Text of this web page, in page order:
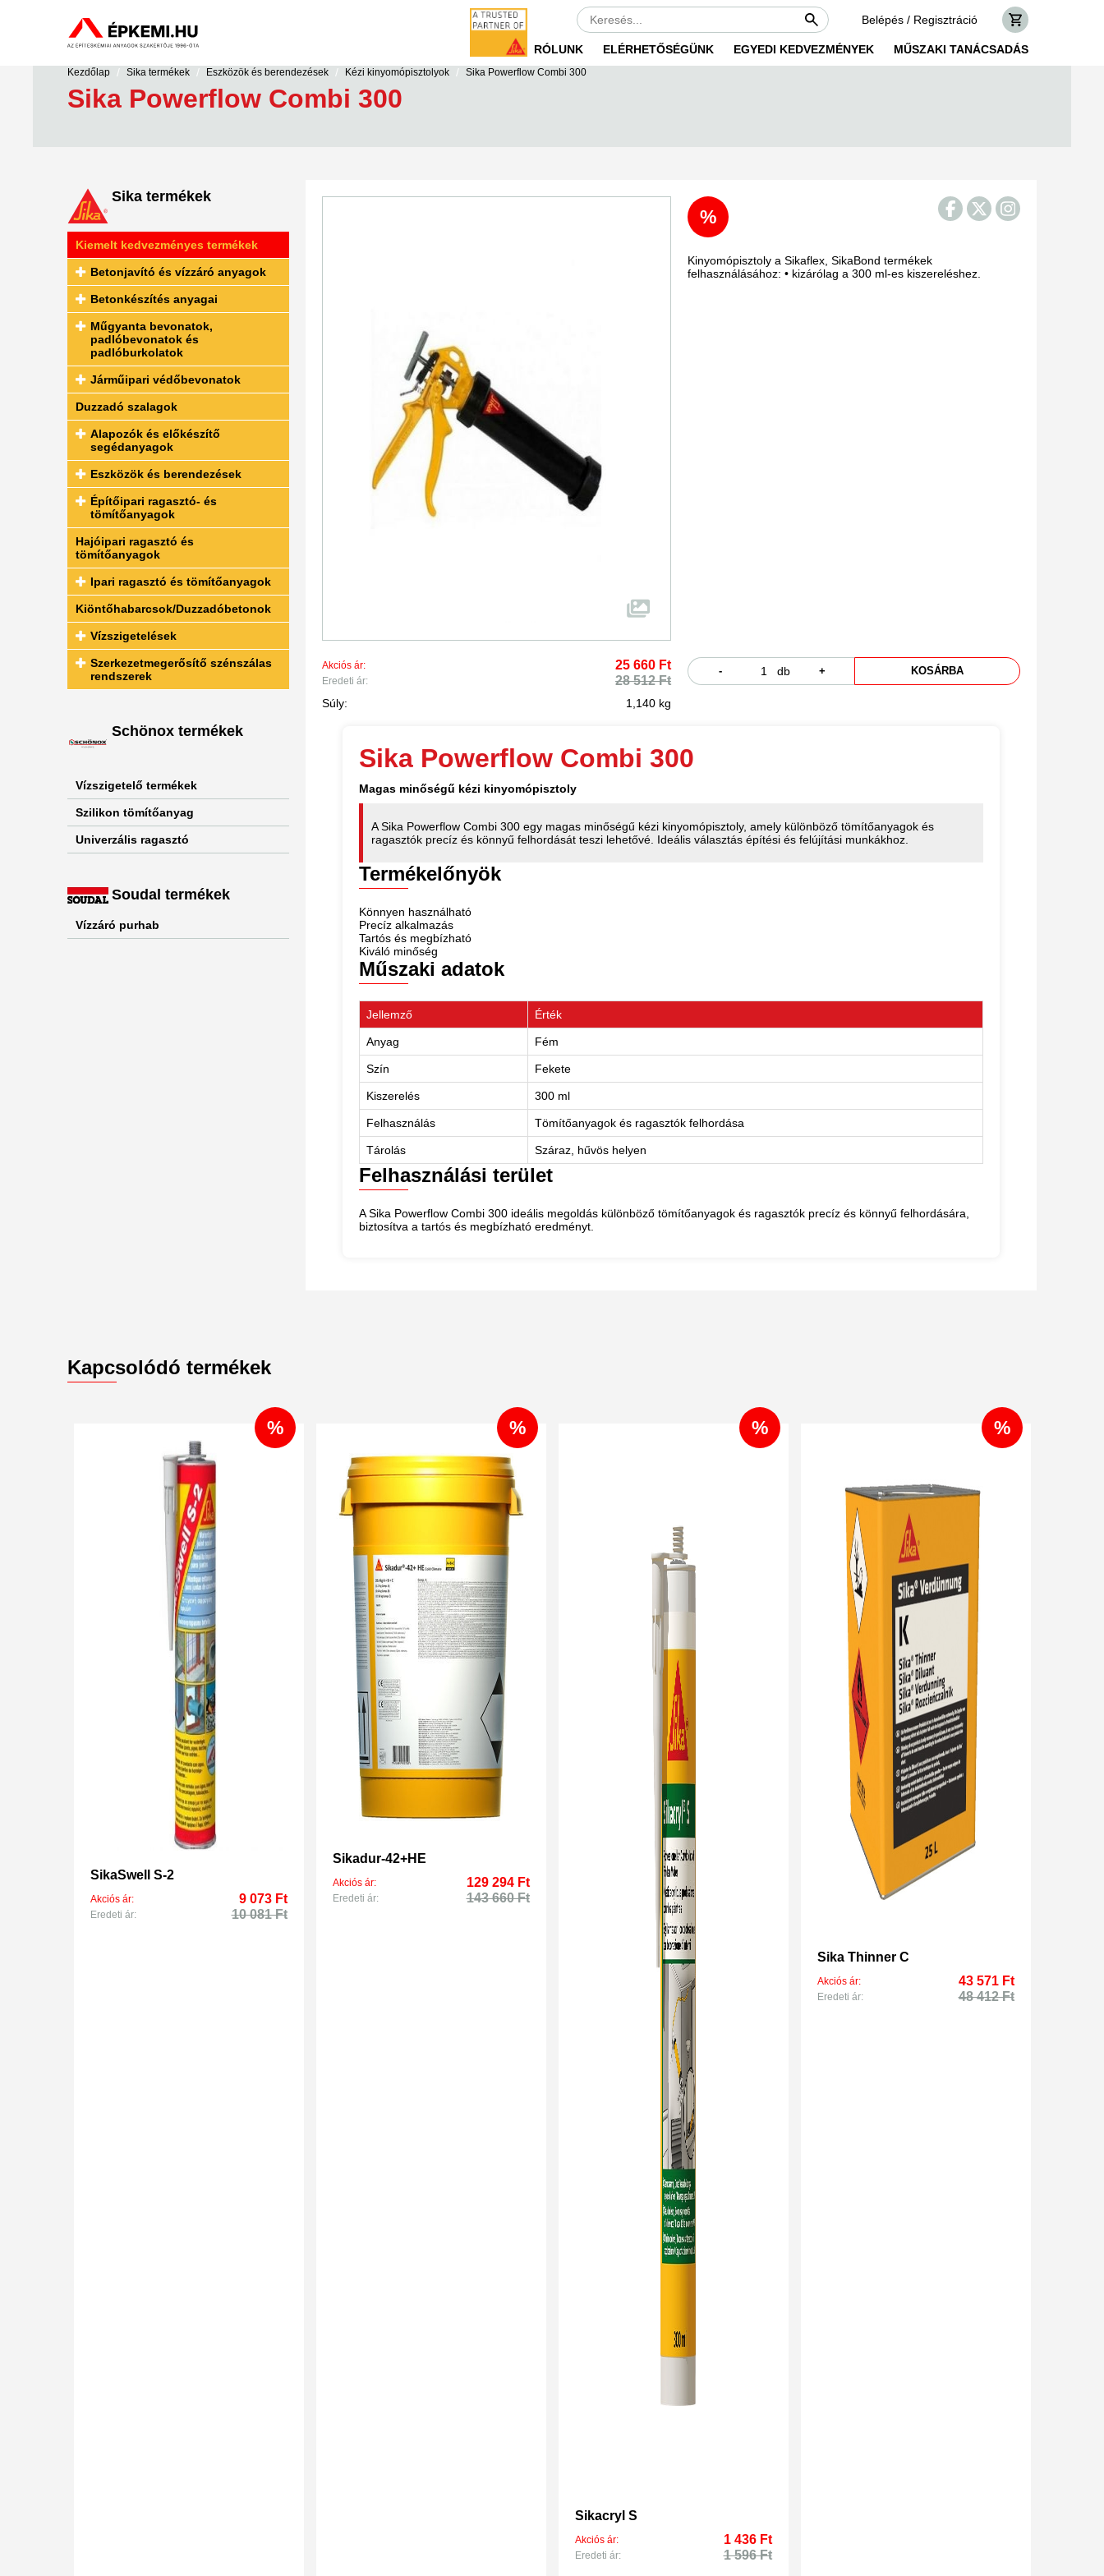
Belépés / Regisztráció
RÓLUNK ELÉRHETŐSÉGÜNK EGYEDI KEDVEZMÉNYEK MŰSZAKI TANÁCSADÁS
Kezdőlap / Sika termékek / Eszközök és berendezések / Kézi kinyomópisztolyok / Sika Powerflow Combi 300
Sika Powerflow Combi 300
Sika termékek
Kiemelt kedvezményes termékek
Betonjavító és vízzáró anyagok
Betonkészítés anyagai
Műgyanta bevonatok,
padlóbevonatok és
padlóburkolatok
Járműipari védőbevonatok
Duzzadó szalagok
Alapozók és előkészítő
segédanyagok
Eszközök és berendezések
Építőipari ragasztó- és
tömítőanyagok
Hajóipari ragasztó és
tömítőanyagok
Ipari ragasztó és tömítőanyagok
Kiöntőhabarcsok/Duzzadóbetonok
Vízszigetelések
Szerkezetmegerősítő szénszálas
rendszerek
Schönox termékek
Vízszigetelő termékek
Szilikon tömítőanyag
Univerzális ragasztó
Soudal termékek
Vízzáró purhab
%
Kinyomópisztoly a Sikaflex, SikaBond termékek
felhasználásához: • kizárólag a 300 ml-es kiszereléshez.
Akciós ár: 25 660 Ft
Eredeti ár: 28 512 Ft
Súly: 1,140 kg
- db + KOSÁRBA
Sika Powerflow Combi 300
Magas minőségű kézi kinyomópisztoly
A Sika Powerflow Combi 300 egy magas minőségű kézi kinyomópisztoly, amely különböző tömítőanyagok és
ragasztók precíz és könnyű felhordását teszi lehetővé. Ideális választás építési és felújítási munkákhoz.
Termékelőnyök
Könnyen használható
Precíz alkalmazás
Tartós és megbízható
Kiváló minőség
Műszaki adatok
Jellemző Érték
Anyag Fém
Szín Fekete
Kiszerelés 300 ml
Felhasználás Tömítőanyagok és ragasztók felhordása
Tárolás Száraz, hűvös helyen
Felhasználási terület
A Sika Powerflow Combi 300 ideális megoldás különböző tömítőanyagok és ragasztók precíz és könnyű felhordására,
biztosítva a tartós és megbízható eredményt.
Kapcsolódó termékek
%
SikaSwell S-2
Akciós ár: 9 073 Ft
Eredeti ár: 10 081 Ft
%
Sikadur-42+HE
Akciós ár: 129 294 Ft
Eredeti ár: 143 660 Ft
%
Sikacryl S
Akciós ár: 1 436 Ft
Eredeti ár: 1 596 Ft
%
Sika Thinner C
Akciós ár: 43 571 Ft
Eredeti ár: 48 412 Ft